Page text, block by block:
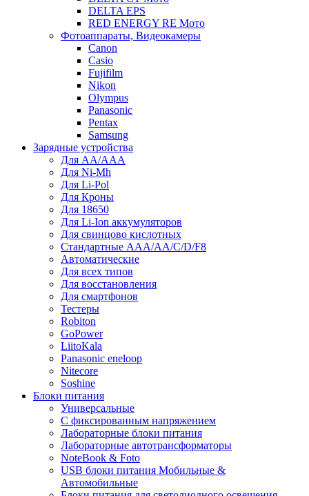
DELTA EPS
RED ENERGY RE Мото
Фотоаппараты, Видеокамеры
Canon
Casio
Fujifilm
Nikon
Olympus
Panasonic
Pentax
Samsung
Зарядные устройства
Для AA/AAA
Для Ni-Mh
Для Li-Pol
Для Кроны
Для 18650
Для Li-Ion аккумуляторов
Для свинцово кислотных
Стандартные ААА/АА/С/D/F8
Автоматические
Для всех типов
Для восстановления
Для смартфонов
Тестеры
Robiton
GoPower
LiitoKala
Panasonic eneloop
Nitecore
Soshine
Блоки питания
Универсальные
C фиксированным напряжением
Лабораторные блоки питания
Лабораторные автотрансформаторы
NoteBook & Foto
USB блоки питания Мобильные &
Автомобильные